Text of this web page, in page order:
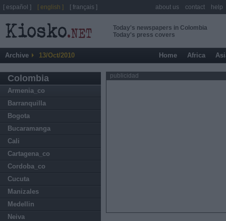
Today's newspapers in Colombia
Today's press covers
Archive 13/Oct/2010 Home Africa
Colombia
Armenia_co
Barranquilla
Bogota
Bucaramanga
Cali
Cartagena_co
Cordoba_co
Cucuta
Manizales
Medellin
Neiva
publicidad
[ español ] [ english ] [ français ] about us contact help